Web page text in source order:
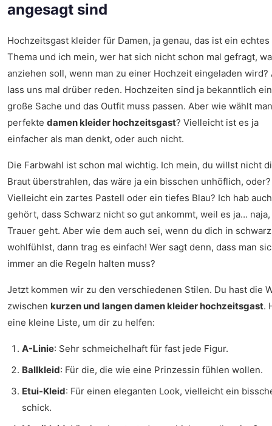
angesagt sind
Hochzeitsgast kleider für Damen, ja genau, das ist ein echtes
Thema und ich mein, wer hat sich nicht schon mal gefragt,
anziehen soll, wenn man zu einer Hochzeit eingeladen wird?
lass uns mal drüber reden. Hochzeiten sind ja bekanntlich
große Sache und das Outfit muss passen. Aber wie wählt
perfekte damen kleider hochzeitsgast? Vielleicht ist es ja
einfacher als man denkt, oder auch nicht.
Die Farbwahl ist schon mal wichtig. Ich mein, du willst nicht
Braut überstrahlen, das wäre ja ein bisschen unhöflich, oder?
Vielleicht ein zartes Pastell oder ein tiefes Blau? Ich hab auch
gehört, dass Schwarz nicht so gut ankommt, weil es ja… naja,
Trauer geht. Aber wie dem auch sei, wenn du dich in schwarz
wohlfühlst, dann trag es einfach! Wer sagt denn, dass man
immer an die Regeln halten muss?
Jetzt kommen wir zu den verschiedenen Stilen. Du hast die
zwischen kurzen und langen damen kleider hochzeitsgast.
eine kleine Liste, um dir zu helfen:
A-Linie: Sehr schmeichelhaft für fast jede Figur.
Ballkleid: Für die, die wie eine Prinzessin fühlen wollen.
Etui-Kleid: Für einen eleganten Look, vielleicht ein
schick.